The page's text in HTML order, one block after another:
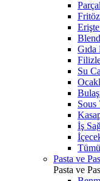
Su
Sous
İş
Pasta ve
Pasta ve